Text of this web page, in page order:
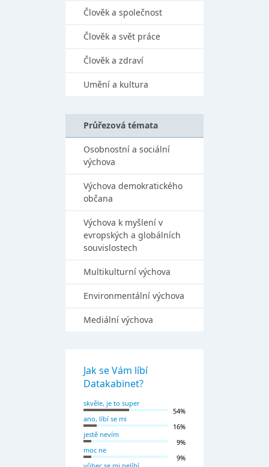
Člověk a společnost
Člověk a svět práce
Člověk a zdraví
Umění a kultura
Průřezová témata
Osobnostní a sociální
výchova
Výchova demokratického
občana
Výchova k myšlení v
evropských a globálních
souvislostech
Multikulturní výchova
Environmentální výchova
Mediální výchova
Jak se Vám líbí
Datakabinet?
skvěle, je to super
54%
ano, líbí se mi
16%
jestě nevím
9%
moc ne
9%